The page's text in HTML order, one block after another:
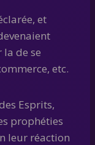
et
de se
etc.
Esprits,
prophéties
leur réaction